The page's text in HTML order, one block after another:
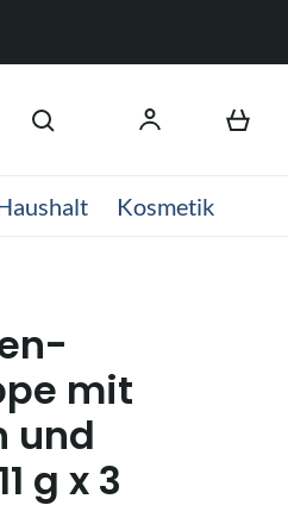
Kosmetik
mit
und
g x 3